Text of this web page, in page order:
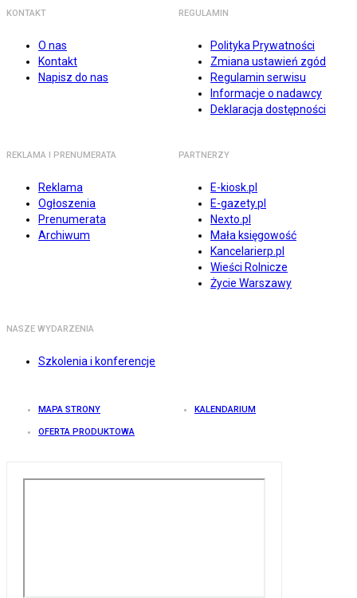
KONTAKT
O nas
Kontakt
Napisz do nas
REGULAMIN
Polityka Prywatności
Zmiana ustawień zgód
Regulamin serwisu
Informacje o nadawcy
Deklaracja dostępności
REKLAMA I PRENUMERATA
Reklama
Ogłoszenia
Prenumerata
Archiwum
PARTNERZY
E-kiosk.pl
E-gazety.pl
Nexto.pl
Mała księgowość
Kancelarierp.pl
Wieści Rolnicze
Życie Warszawy
NASZE WYDARZENIA
Szkolenia i konferencje
MAPA STRONY KALENDARIUM
OFERTA PRODUKTOWA